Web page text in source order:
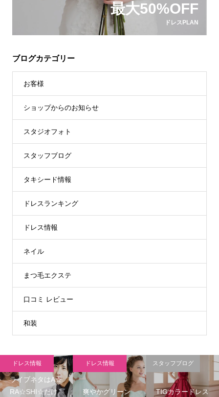
最大50%OFF
ドレスPLAN
ブログカテゴリー
お客様
ショップからのお知らせ
スタジオフォト
スタッフブログ
タキシード情報
ドレスランキング
ドレス情報
ネイル
まつ毛エクステ
口コミ レビュー
和装
ライブネタはA☆
RA☆SHI☆だけ
ドレス情報
爽やかグリーン
ドレス情報
TIGカラードレス
スタッフブログ